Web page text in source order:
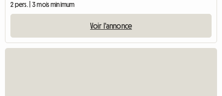
2 pers. | 3 mois minimum
Voir l'annonce